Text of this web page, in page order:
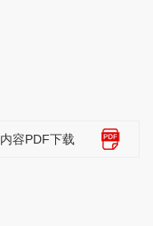
容PDF下载